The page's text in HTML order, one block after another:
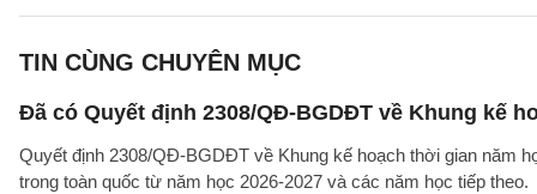
TIN CÙNG CHUYÊN MỤC
Đã có Quyết định 2308/QĐ-BGDĐT về Khung kế
Quyết định 2308/QĐ-BGDĐT về Khung kế hoạch thời gian năm
trong toàn quốc từ năm học 2026-2027 và các năm học tiếp theo.